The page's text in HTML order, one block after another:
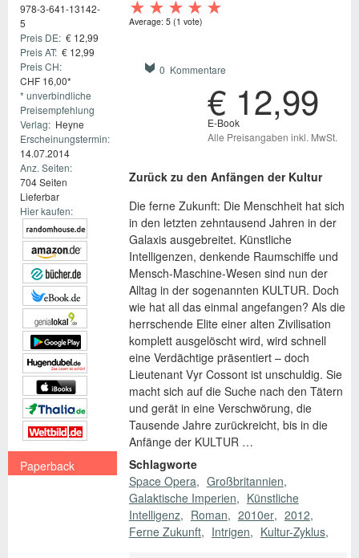
978-3-641-13142-
5
Preis DE: € 12,99
Preis AT: € 12,99
Preis CH:
CHF 16,00*
* unverbindliche
Preisempfehlung
Verlag: Heyne
Erscheinungstermin:
14.07.2014
Anz. Seiten:
704 Seiten
Lieferbar
Hier kaufen:
Paperback
Average: 5 (1 vote)
0 Kommentare
€ 12,99
E-Book
Alle Preisangaben inkl. MwSt.
Zurück zu den Anfängen der Kultur
Die ferne Zukunft: Die Menschheit hat sich
in den letzten zehntausend Jahren in der
Galaxis ausgebreitet. Künstliche
Intelligenzen, denkende Raumschiffe und
Mensch-Maschine-Wesen sind nun der
Alltag in der sogenannten KULTUR. Doch
wie hat all das einmal angefangen? Als die
herrschende Elite einer alten Zivilisation
komplett ausgelöscht wird, wird schnell
eine Verdächtige präsentiert – doch
Lieutenant Vyr Cossont ist unschuldig. Sie
macht sich auf die Suche nach den Tätern
und gerät in eine Verschwörung, die
Tausende Jahre zurückreicht, bis in die
Anfänge der KULTUR …
Schlagworte
Space Opera
Großbritannien
Galaktische Imperien
Künstliche
Intelligenz
Roman 2010er
2012
Ferne Zukunft
Intrigen Kultur-Zyklus